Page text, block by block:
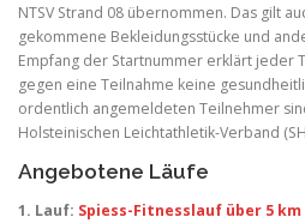
NTSV Strand 08 übernommen. Das gilt
gekommene Bekleidungsstücke und
Empfang der Startnummer erklärt jeder
gegen eine Teilnahme keine
ordentlich angemeldeten Teilnehmer
Holsteinischen Leichtathletik-Verband
Angebotene Läufe
1. Lauf: Spiess-Fitnesslauf über 5 km